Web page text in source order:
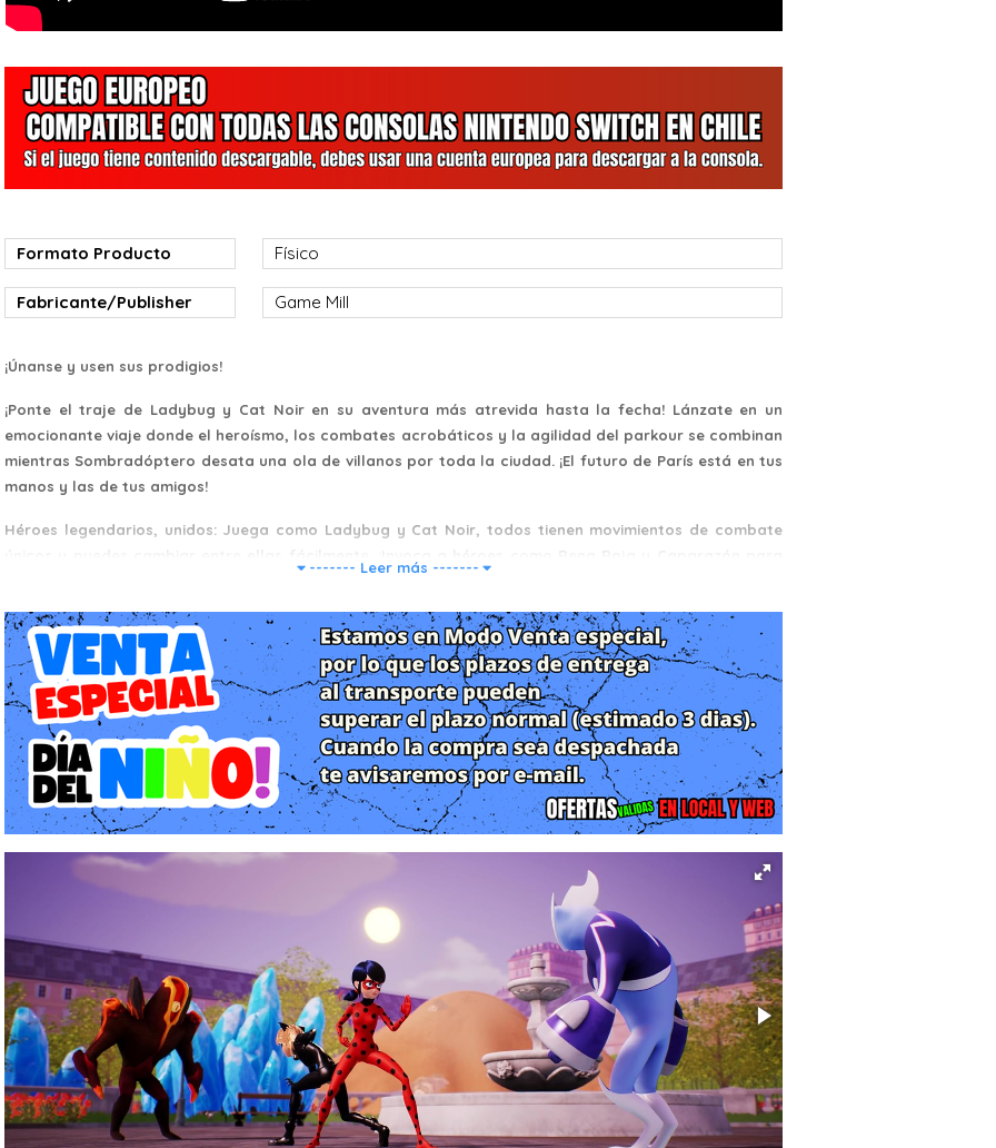
Formato Producto Físico
Fabricante/Publisher Game Mill
¡Únanse y usen sus prodigios!
¡Ponte el traje de Ladybug y Cat Noir en su aventura más atrevida hasta la fecha! Lánzate en un
emocionante viaje donde el heroísmo, los combates acrobáticos y la agilidad del parkour se combinan
mientras Sombradóptero desata una ola de villanos por toda la ciudad. ¡El futuro de París está en tus
manos y las de tus amigos!
Héroes legendarios, unidos: Juega como Ladybug y Cat Noir, todos tienen movimientos de combate
Domina las artes marciales: Ejecuta ágiles combos en el suelo y en el aire, y aprovecha todas las
habilidades de Ladybug y Cat Noir para derrotar a tus enemigos con estilo.
Lucha contra temibles enemigos: Enfréntate a villanos clásicos como Bubbler, Lady WiFi, Verdad y
Aplastadora. Adapta tus tácticas para contrarrestar sus poderes y salvar París.
Acrobacias con estilo: ¡Balancéate, deslízate por barandillas y salta muros! Con los increíbles
movimientos de parkour podrás recorrer París, descubrir secretos y supera en astucia a tus enemigos.
Personaliza tu estilo de juego: Mejora la salud, la velocidad, el daño, la energía de asistencia y la
evasión para adaptar tu habilidades y maximizar tu impacto en los combates.
Salva el mundo: Libera París distrito a distrito; elige tu camino a través de una mecánica de juego no
lineal que fomenta la exploración y la estrategia. Devuelve la luz y la esperanza a cada rincón de la
ciudad asediada por la oscura influencia de Sombradóptero.
Aventuras cooperativas de sofá: Lucha junto a un amigo con el modo cooperativo local y disfruta
mientras salvan París en equipo.
------- Leer más -------